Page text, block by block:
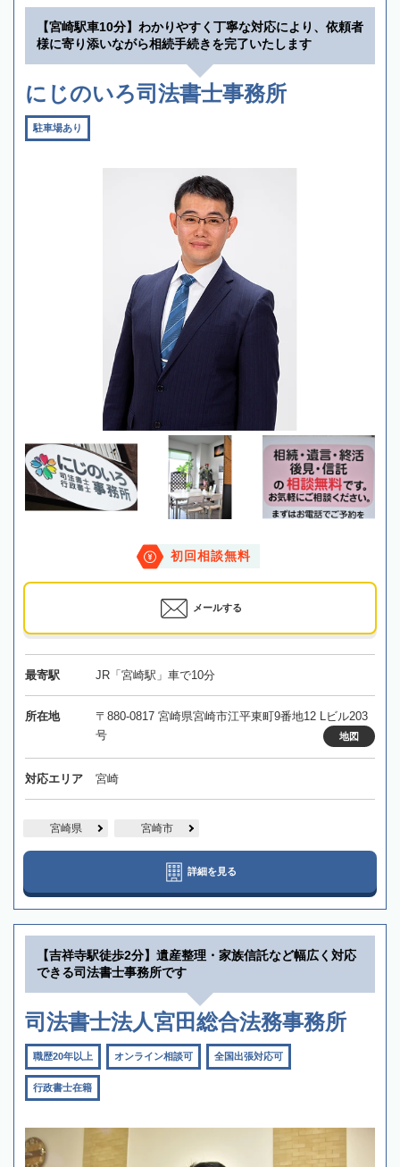
【宮崎駅車10分】わかりやすく丁寧な対応により、依頼者
様に寄り添いながら相続手続きを完了いたします
にじのいろ司法書士事務所
駐車場あり
初回相談無料
メールする
最寄駅 JR「宮崎駅」車で10分
所在地
〒880-0817 宮崎県宮崎市江平東町9番地12 Lビル203
号
地図
対応エリア 宮崎
宮崎県 宮崎市
詳細を見る
【吉祥寺駅徒歩2分】遺産整理・家族信託など幅広く対応
できる司法書士事務所です
司法書士法人宮田総合法務事務所
職歴20年以上 オンライン相談可 全国出張対応可
行政書士在籍